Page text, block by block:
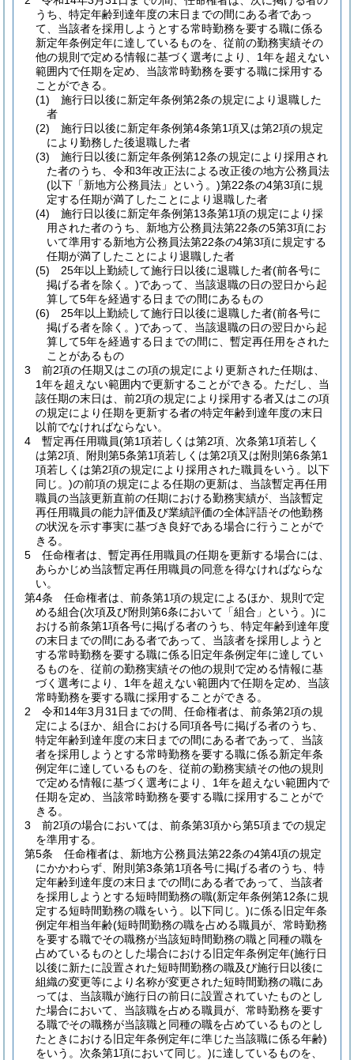
うち、特定年齢到達年度の末日までの間にある者であっ
て、当該者を採用しようとする常時勤務を要する職に係る
新定年条例定年に達しているものを、従前の勤務実績その
他の規則で定める情報に基づく選考により、1年を超えない
範囲内で任期を定め、当該常時勤務を要する職に採用する
ことができる。
(1)
施行日以後に新定年条例第2条の規定により退職した
者
(2)
施行日以後に新定年条例第4条第1項又は第2項の規定
により勤務した後退職した者
(3)
施行日以後に新定年条例第12条の規定により採用され
た者のうち、令和3年改正法による改正後の地方公務員法
(以下「新地方公務員法」という。)第22条の4第3項に規
定する任期が満了したことにより退職した者
(4)
施行日以後に新定年条例第13条第1項の規定により採
用された者のうち、新地方公務員法第22条の5第3項にお
いて準用する新地方公務員法第22条の4第3項に規定する
任期が満了したことにより退職した者
(5)
25年以上勤続して施行日以後に退職した者(前各号に
掲げる者を除く。)であって、当該退職の日の翌日から起
算して5年を経過する日までの間にあるもの
(6)
25年以上勤続して施行日以後に退職した者(前各号に
掲げる者を除く。)であって、当該退職の日の翌日から起
算して5年を経過する日までの間に、暫定再任用をされた
ことがあるもの
3
前2項の任期又はこの項の規定により更新された任期は、
1年を超えない範囲内で更新することができる。 ただし、当
該任期の末日は、前2項の規定により採用する者又はこの項
の規定により任期を更新する者の特定年齢到達年度の末日
以前でなければならない。
4
暫定再任用職員(第1項若しくは第2項、次条第1項若しく
は第2項、附則第5条第1項若しくは第2項又は附則第6条第1
項若しくは第2項の規定により採用された職員をいう。以下
同じ。)の前項の規定による任期の更新は、当該暫定再任用
職員の当該更新直前の任期における勤務実績が、当該暫定
再任用職員の能力評価及び業績評価の全体評語その他勤務
の状況を示す事実に基づき良好である場合に行うことがで
きる。
5
任命権者は、暫定再任用職員の任期を更新する場合には、
あらかじめ当該暫定再任用職員の同意を得なければならな
い。
第4条
任命権者は、前条第1項の規定によるほか、規則で定
める組合(次項及び附則第6条において「組合」という。)に
おける前条第1項各号に掲げる者のうち、特定年齢到達年度
の末日までの間にある者であって、当該者を採用しようと
する常時勤務を要する職に係る旧定年条例定年に達してい
るものを、従前の勤務実績その他の規則で定める情報に基
づく選考により、1年を超えない範囲内で任期を定め、当該
常時勤務を要する職に採用することができる。
2
令和14年3月31日までの間、任命権者は、前条第2項の規
定によるほか、組合における同項各号に掲げる者のうち、
特定年齢到達年度の末日までの間にある者であって、当該
者を採用しようとする常時勤務を要する職に係る新定年条
例定年に達しているものを、従前の勤務実績その他の規則
で定める情報に基づく選考により、1年を超えない範囲内で
任期を定め、当該常時勤務を要する職に採用することがで
きる。
3
前2項の場合においては、前条第3項から第5項までの規定
を準用する。
第5条
任命権者は、新地方公務員法第22条の4第4項の規定
にかかわらず、附則第3条第1項各号に掲げる者のうち、特
定年齢到達年度の末日までの間にある者であって、当該者
を採用しようとする短時間勤務の職(新定年条例第12条に規
定する短時間勤務の職をいう。以下同じ。)に係る旧定年条
例定年相当年齢(短時間勤務の職を占める職員が、常時勤務
を要する職でその職務が当該短時間勤務の職と同種の職を
占めているものとした場合における旧定年条例定年(施行日
以後に新たに設置された短時間勤務の職及び施行日以後に
組織の変更等により名称が変更された短時間勤務の職にあ
っては、当該職が施行日の前日に設置されていたものとし
た場合において、当該職を占める職員が、常時勤務を要す
る職でその職務が当該職と同種の職を占めているものとし
たときにおける旧定年条例定年に準じた当該職に係る年齢)
をいう。次条第1項において同じ。)に達しているものを、